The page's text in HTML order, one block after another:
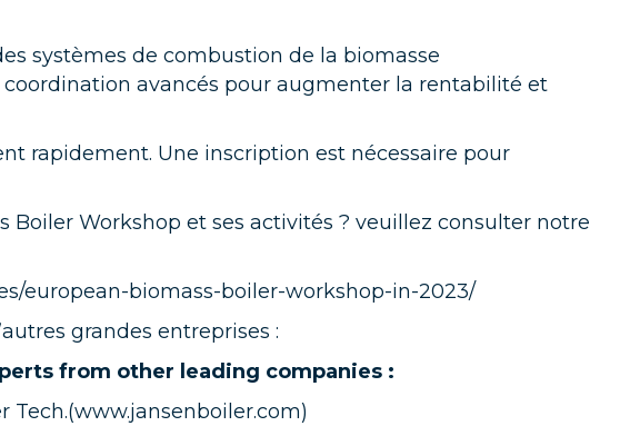
systèmes de combustion de la biomasse
avancés pour augmenter la rentabilité et
rapidement. Une inscription est nécessaire pour
Boiler Workshop et ses activités ? veuillez consulter notre
european-biomass-boiler-workshop-in-2023/
grandes entreprises :
from other leading companies :
Tech.(www.jansenboiler.com)